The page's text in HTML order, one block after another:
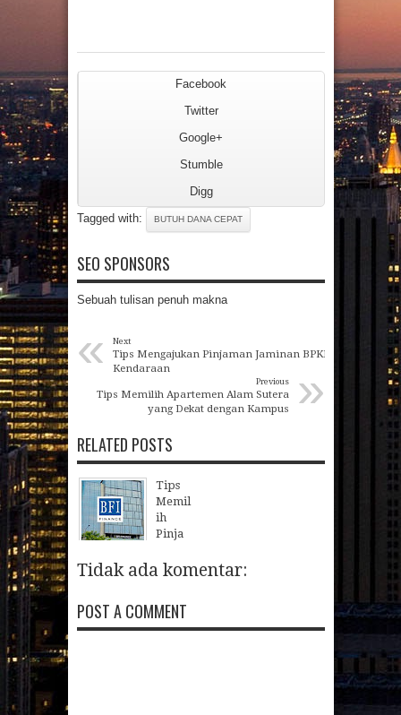
Facebook
Twitter
Google+
Stumble
Digg
Tagged with:
BUTUH DANA CEPAT
SEO SPONSORS
Sebuah tulisan penuh makna
« Next
Tips Mengajukan Pinjaman Jaminan BPKB
Kendaraan
»
Previous
Tips Memilih Apartemen Alam Sutera
yang Dekat dengan Kampus
RELATED POSTS
Tips
Memil
ih
Pinja
Untuk
Butuh
Dana
Tidak ada komentar:
POST A COMMENT